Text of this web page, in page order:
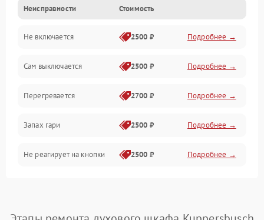
Неисправности Стоимость
Не включается 2500 ₽ Подробнее →
Сам выключается 2500 ₽ Подробнее →
Перегревается 2700 ₽ Подробнее →
Запах гари 2500 ₽ Подробнее →
Не реагирует на кнопки 2500 ₽ Подробнее →